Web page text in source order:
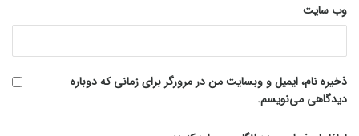
وب‌ سایت
ذخیره نام، ایمیل و وبسایت من در مرورگر برای زمانی که دوباره
دیدگاهی می‌نویسم.